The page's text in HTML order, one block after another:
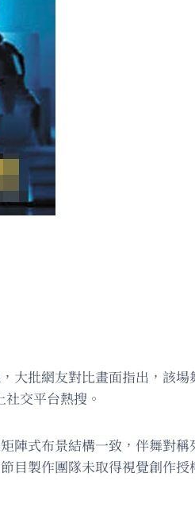
大批網友對比畫面指出，該
交平台熱搜。
式布景結構一致，伴舞對稱
目製作團隊未取得視覺創作